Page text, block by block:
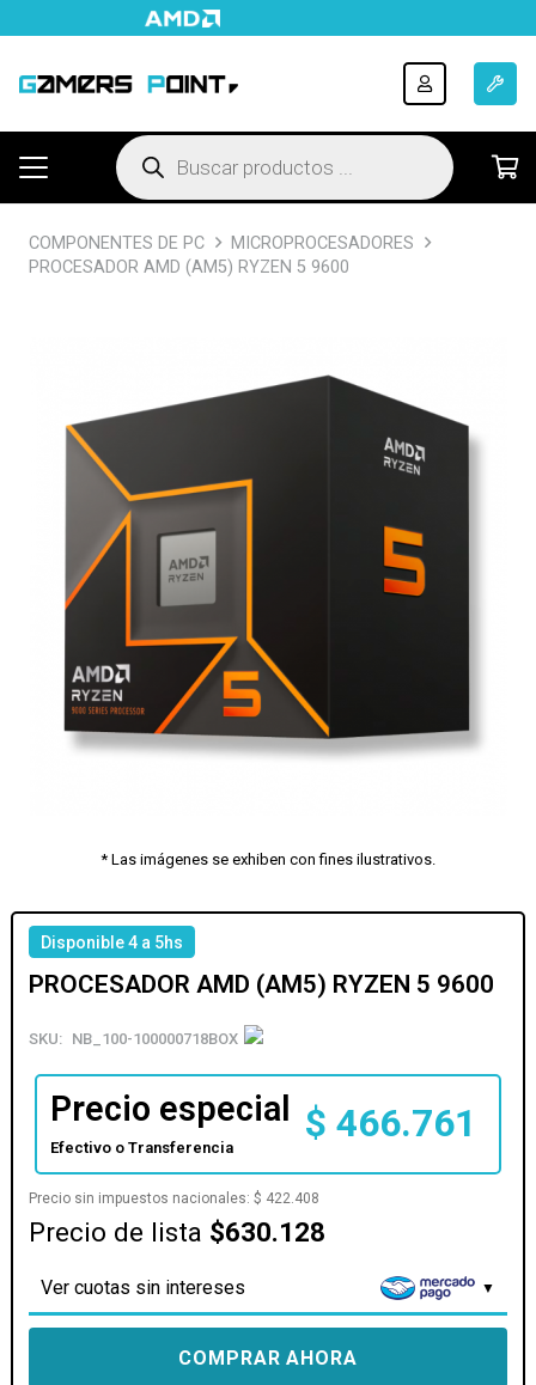
Búsqueda
de
productos
COMPONENTES DE PC
MICROPROCESADORES
PROCESADOR AMD (AM5) RYZEN 5 9600
* Las imágenes se exhiben con fines ilustrativos.
Disponible 4 a 5hs
PROCESADOR AMD (AM5) RYZEN 5 9600
SKU: NB_100-100000718BOX
Precio especial
Efectivo o Transferencia
$ 466.761
Precio sin impuestos nacionales:$ 422.408
Precio de lista $630.128
Ver cuotas sin intereses
COMPRAR AHORA